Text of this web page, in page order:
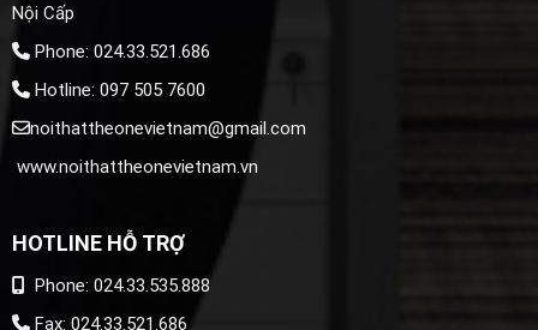
Nội Cấp
Phone: 024.33.521.686
Hotline: 097 505 7600
noithattheonevietnam@gmail.com
www.noithattheonevietnam.vn
HOTLINE HỖ TRỢ
Phone: 024.33.535.888
Fax: 024.33.521.686